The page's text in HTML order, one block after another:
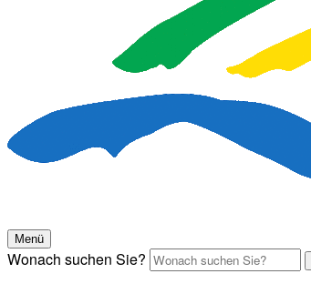
Menü
Wonach suchen Sie?